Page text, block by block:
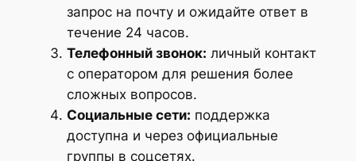
запрос на почту и ожидайте ответ в
течение 24 часов.
Телефонный звонок: личный контакт
с оператором для решения более
сложных вопросов.
Социальные сети: поддержка
доступна и через официальные
группы в соцсетях.